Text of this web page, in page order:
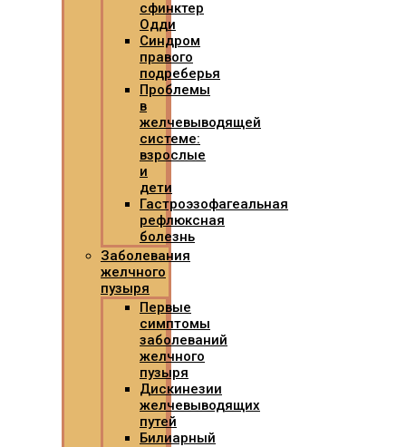
сфинктер
Одди
Синдром
правого
подреберья
Проблемы
в
желчевыводящей
системе:
взрослые
и
дети
Гастроэзофагеальная
рефлюксная
болезнь
Заболевания
желчного
пузыря
Первые
симптомы
заболеваний
желчного
пузыря
Дискинезии
желчевыводящих
путей
Билиарный